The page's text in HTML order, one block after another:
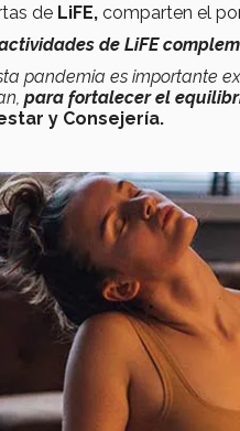
de LiFE, comparten el
de LiFE
pandemia es importante
para fortalecer el
y Consejería.